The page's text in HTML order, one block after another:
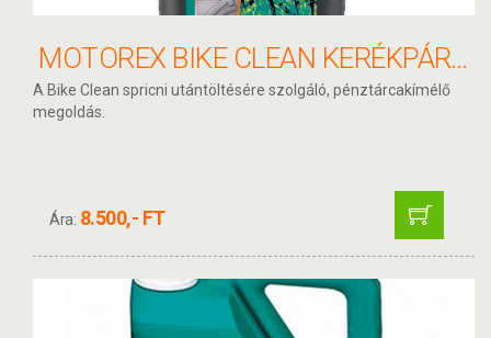
MOTOREX BIKE CLEAN KERÉKPÁRTISZTÍTÓ UTÁNTÖLTŐ 2L
A Bike Clean spricni utántöltésére szolgáló, pénztárcakímélő
megoldás.
Ára: 8.500,- FT